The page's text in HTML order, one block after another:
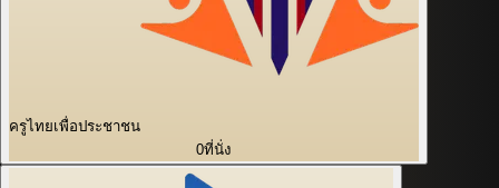
ครูไทยเพื่อประชาชน
0ที่นั่ง